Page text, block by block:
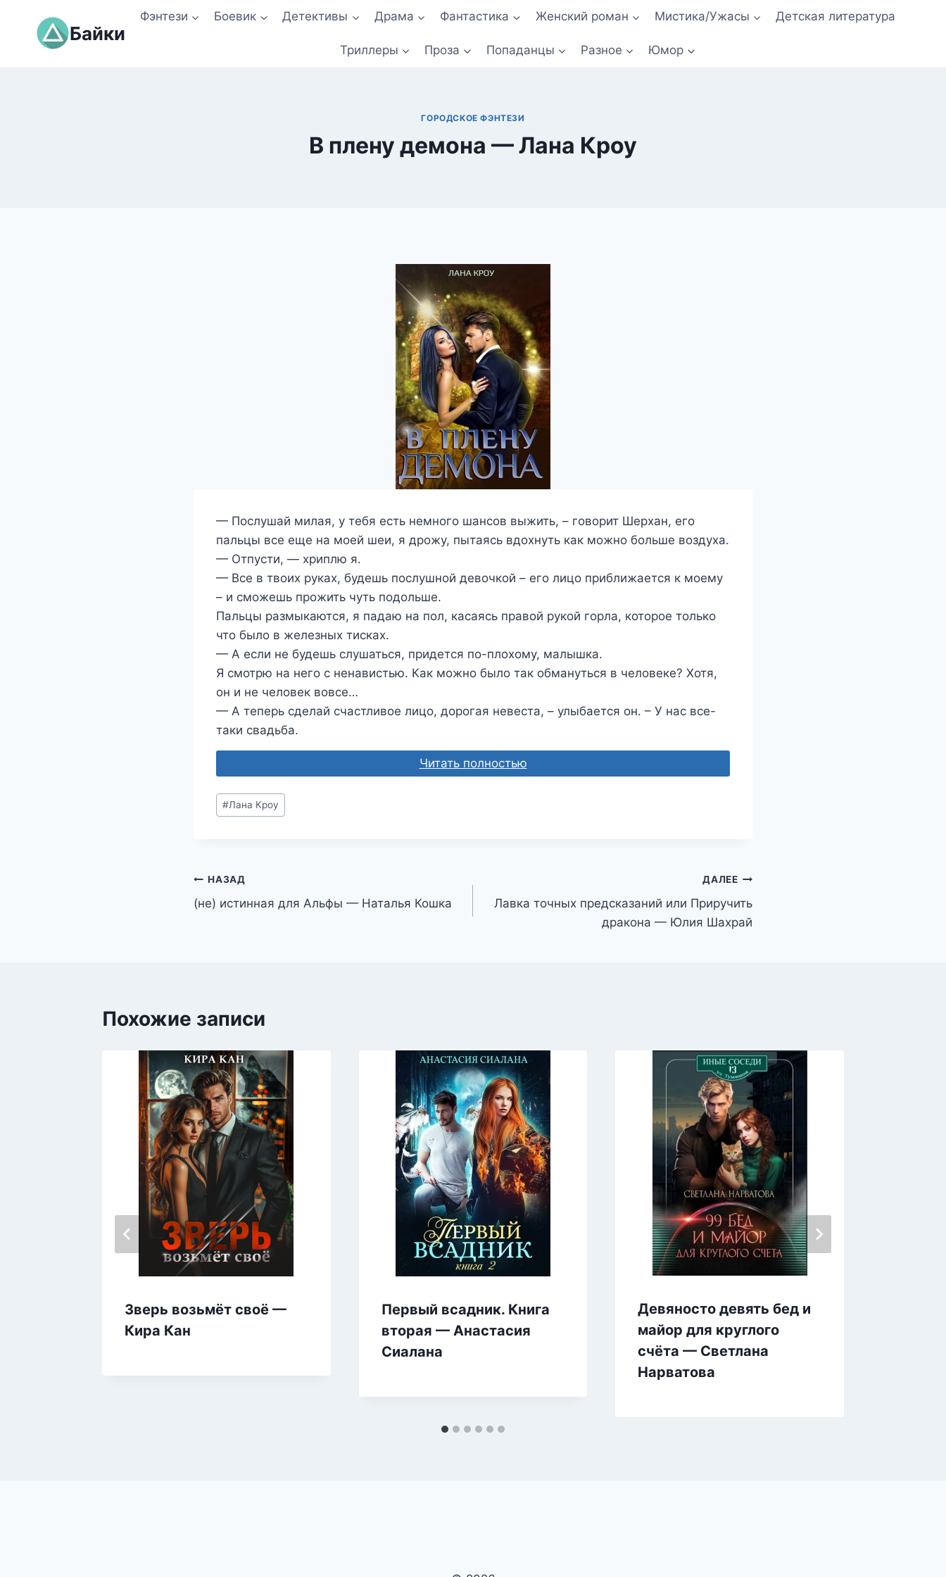
содержимому
Байки
Фэнтези Боевик Детективы Драма Фантастика Женский роман Мистика/Ужасы Детская литература
Триллеры Проза Попаданцы Разное Юмор
ГОРОДСКОЕ ФЭНТЕЗИ
В плену демона — Лана Кроу
— Послушай милая, у тебя есть немного шансов выжить, – говорит Шерхан, его
пальцы все еще на моей шеи, я дрожу, пытаясь вдохнуть как можно больше воздуха.
— Отпусти, — хриплю я.
— Все в твоих руках, будешь послушной девочкой – его лицо приближается к моему
– и сможешь прожить чуть подольше.
Пальцы размыкаются, я падаю на пол, касаясь правой рукой горла, которое только
что было в железных тисках.
— А если не будешь слушаться, придется по-плохому, малышка.
Я смотрю на него с ненавистью. Как можно было так обмануться в человеке? Хотя,
он и не человек вовсе…
— А теперь сделай счастливое лицо, дорогая невеста, – улыбается он. – У нас все-
таки свадьба.
Читать полностью
Метки
записи:
#Лана Кроу
Навигация
по
НАЗАД
(не) истинная для Альфы — Наталья Кошка
ДАЛЕЕ
Лавка точных предсказаний или Приручить
дракона — Юлия Шахрай
Похожие записи
Зверь возьмёт своё —
Кира Кан
Первый всадник. Книга
вторая — Анастасия
Сиалана
Девяносто девять бед и
майор для круглого
счёта — Светлана
Нарватова